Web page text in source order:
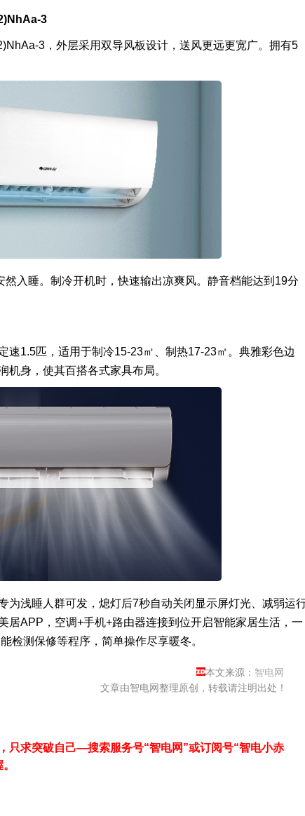
3
3，外层采用双导风板设计，送风更远更宽广。拥有5
入睡。制冷开机时，快速输出凉爽风。静音档能达到19分
速1.5匹，适用于制冷15-23㎡、制热17-23㎡。典雅彩色边
身，使其百搭各式家具布局。
为浅睡人群可发，熄灯后7秒自动关闭显示屏灯光、减弱运
居APP，空调+手机+路由器连接到位开启智能家居生活，一
检测保修等程序，简单操作尽享暖冬。
本文来源： 智电网
文章由智电网整理原创，转载请注明出处！
只求突破自己—搜索服务号“智电网”或订阅号“智电小赤